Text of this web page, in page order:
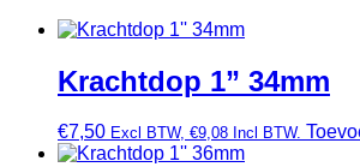
Krachtdop 1” 34mm
€7,50 Excl BTW, €9,08 Incl BTW.